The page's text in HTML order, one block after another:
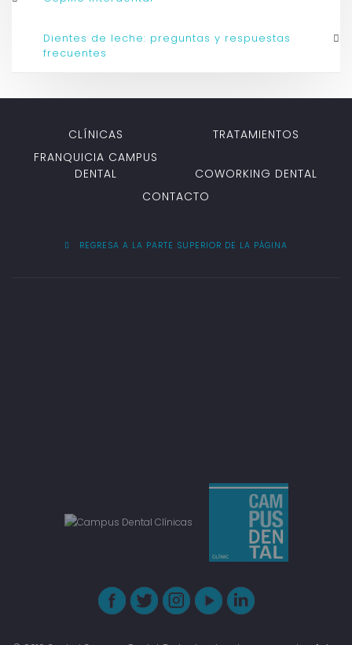
Dientes de leche: preguntas y respuestas
frecuentes
CLÍNICAS
TRATAMIENTOS
FRANQUICIA CAMPUS
DENTAL
COWORKING DENTAL
CONTACTO
REGRESA A LA PARTE SUPERIOR DE LA PÁGINA